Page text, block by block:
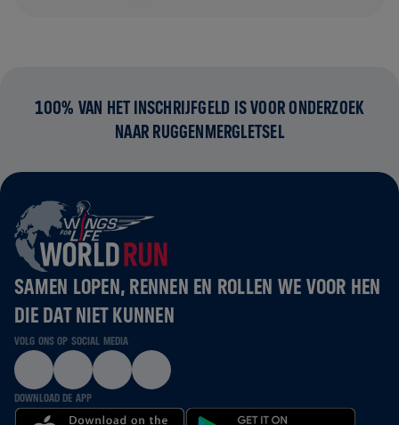
100% VAN HET INSCHRIJFGELD IS VOOR ONDERZOEK
NAAR RUGGENMERGLETSEL
SAMEN LOPEN, RENNEN EN ROLLEN WE VOOR HEN
DIE DAT NIET KUNNEN
VOLG ONS OP SOCIAL MEDIA
DOWNLOAD DE APP